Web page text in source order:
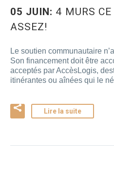
05 JUIN: 4 MURS CE
ASSEZ!
Le soutien communautaire
Son financement doit être
acceptés par AccèsLogis,
itinérantes ou aînées qui le
Lire la suite